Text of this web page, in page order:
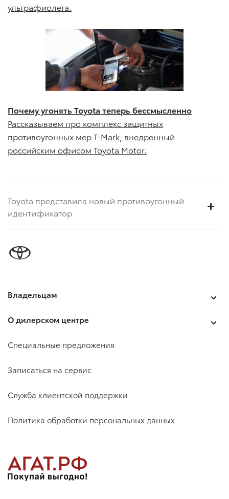
ультрафиолета.
Почему угонять Toyota теперь бессмысленно
Рассказываем про комплекс защитных
противоугонных мер T-Mark, внедренный
российским офисом Toyota Motor.
Toyota представила новый противоугонный
идентификатор
Владельцам
О дилерском центре
Специальные предложения
Записаться на сервис
Служба клиентской поддержки
Политика обработки персональных данных